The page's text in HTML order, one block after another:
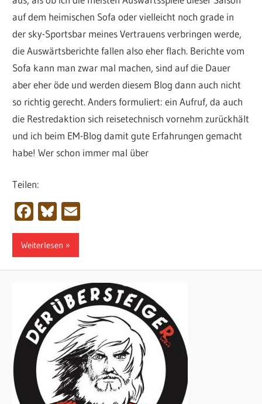
auf dem heimischen Sofa oder vielleicht noch grade in
der sky-Sportsbar meines Vertrauens verbringen werde,
die Auswärtsberichte fallen also eher flach. Berichte vom
Sofa kann man zwar mal machen, sind auf die Dauer
aber eher öde und werden diesem Blog dann auch nicht
so richtig gerecht. Anders formuliert: ein Aufruf, da auch
die Restredaktion sich reisetechnisch vornehm zurückhält
und ich beim EM-Blog damit gute Erfahrungen gemacht
habe! Wer schon immer mal über
Teilen:
Facebook
Bluesky
Weiterlesen